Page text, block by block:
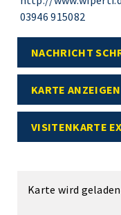
03946 915082
NACHRICHT
KARTE ANZEIGEN
VISITENKARTE
Karte wird